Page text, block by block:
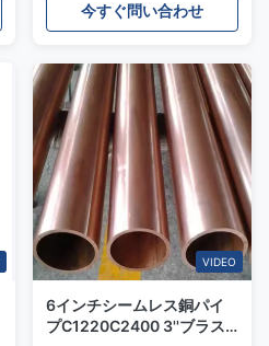
今すぐ問い合わせ
VIDEO
6インチシームレス銅パイ
プC1220C2400 3''ブラス